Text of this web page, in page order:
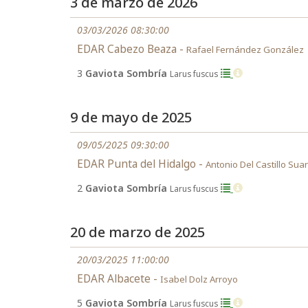
03/03/2026 08:30:00
EDAR Cabezo Beaza - Rafael Fernández González
3 Gaviota Sombría Larus fuscus
9 de mayo de 2025
09/05/2025 09:30:00
EDAR Punta del Hidalgo - Antonio Del Castillo
2 Gaviota Sombría Larus fuscus
20 de marzo de 2025
20/03/2025 11:00:00
EDAR Albacete - Isabel Dolz Arroyo
5 Gaviota Sombría Larus fuscus